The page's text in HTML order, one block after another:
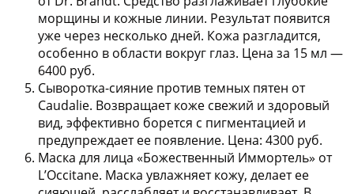
морщины и кожные линии. Результат появится
уже через несколько дней. Кожа разгладится,
особенно в области вокруг глаз. Цена за 15 мл —
6400 руб.
Сыворотка-сияние против темных пятен от
Caudalie. Возвращает коже свежий и здоровый
вид, эффективно борется с пигментацией и
предупреждает ее появление. Цена: 4300 руб.
Маска для лица «Божественный Иммортель» от
L’Occitane. Маска увлажняет кожу, делает ее